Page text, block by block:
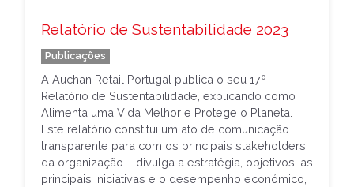
Relatório de Sustentabilidade 2023
Publicações
A Auchan Retail Portugal publica o seu 17º
Relatório de Sustentabilidade, explicando como
Alimenta uma Vida Melhor e Protege o Planeta.
Este relatório constitui um ato de comunicação
transparente para com os principais stakeholders
da organização – divulga a estratégia, objetivos, as
principais iniciativas e o desempenho económico,